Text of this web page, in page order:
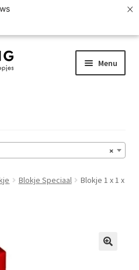
×
Menu
×
Blokje Speciaal
Blokje 1 x 1 x